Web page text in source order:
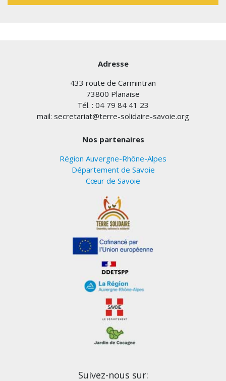
Adresse
433 route de Carmintran
73800 Planaise
Tél. : 04 79 84 41 23
mail: secretariat@terre-solidaire-savoie.org
Nos partenaires
Région Auvergne-Rhône-Alpes
Département de Savoie
Cœur de Savoie
Suivez-nous sur: